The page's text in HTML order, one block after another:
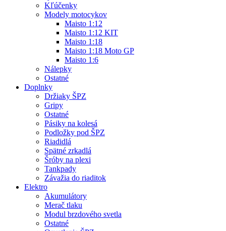
Kľúčenky
Modely motocykov
Maisto 1:12
Maisto 1:12 KIT
Maisto 1:18
Maisto 1:18 Moto GP
Maisto 1:6
Nálepky
Ostatné
Doplnky
Držiaky ŠPZ
Gripy
Ostatné
Pásiky na kolesá
Podložky pod ŠPZ
Riadidlá
Spätné zrkadlá
Šróby na plexi
Tankpady
Závažia do riaditok
Elektro
Akumulátory
Merač tlaku
Modul brzdového svetla
Ostatné